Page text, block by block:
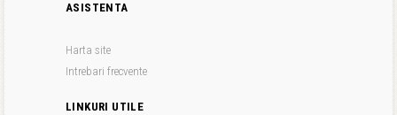
ASISTENTA
Harta site
Intrebari frecvente
LINKURI UTILE